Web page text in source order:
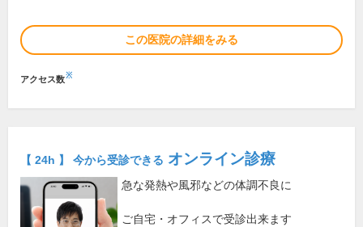
この医院の詳細をみる
アクセス数※
【 24h 】 今から受診できる オンライン診療
急な発熱や風邪などの体調不良に
ご自宅・オフィスで受診出来ます